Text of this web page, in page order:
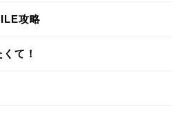
攻略
て！